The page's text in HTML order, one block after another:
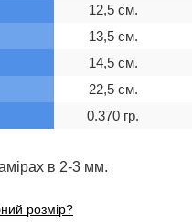
12,5 см.
13,5 см.
14,5 см.
22,5 см.
0.370 гр.
в 2-3 мм.
розмір?